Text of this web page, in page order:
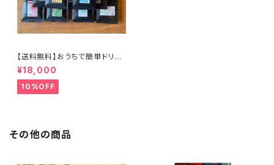
【送料無料】おうちで簡単ドリッ
プバッグ100個セット
¥18,000
10%OFF
その他の商品